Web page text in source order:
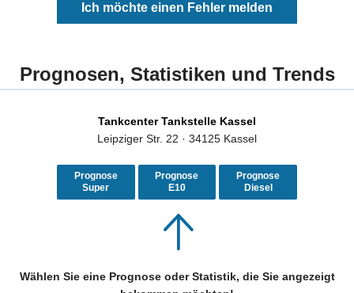
Ich möchte einen Fehler melden
Prognosen, Statistiken und Trends
Tankcenter Tankstelle Kassel
Leipziger Str. 22 · 34125 Kassel
Prognose
Super
Prognose
E10
Prognose
Diesel
Wählen Sie eine Prognose oder Statistik, die Sie angezeigt